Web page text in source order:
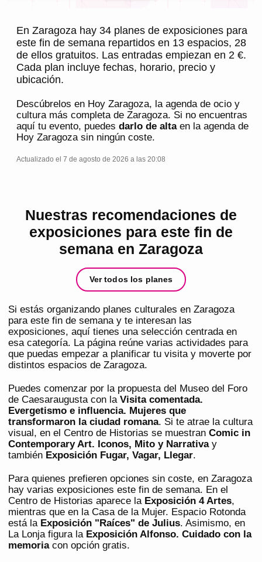
En Zaragoza hay 34 planes de exposiciones para
este fin de semana repartidos en 13 espacios, 28
de ellos gratuitos. Las entradas empiezan en 2 €.
Cada plan incluye fechas, horario, precio y
ubicación.
Descúbrelos en Hoy Zaragoza, la agenda de ocio y
cultura más completa de Zaragoza. Si no encuentras
aquí tu evento, puedes darlo de altaen la agenda de
Hoy Zaragozasin ningún coste.
Actualizado el 7 de agosto de 2026 a las 20:08
Nuestras recomendaciones de
exposiciones para este fin de
semana en Zaragoza
Ver todos los planes
Si estás organizando planes culturales en Zaragoza
para este fin de semana y te interesan las
exposiciones, aquí tienes una selección centrada en
esa categoría. La página reúne varias actividades para
que puedas empezar a planificar tu visita y moverte por
distintos espacios de Zaragoza.
Puedes comenzar por la propuesta del Museo del Foro
de Caesaraugusta con la Visita comentada.
Evergetismo e influencia. Mujeres que
transformaron la ciudad romana. Si te atrae la cultura
visual, en el Centro de Historias se muestran Comic in
Contemporary Art. Iconos, Mito y Narrativay
también Exposición Fugar, Vagar, Llegar.
Para quienes prefieren opciones sin coste, en Zaragoza
hay varias exposiciones este fin de semana. En el
Centro de Historias aparece la Exposición 4 Artes,
mientras que en la Casa de la Mujer. Espacio Rotonda
está la Exposición "Raíces" de Julius. Asimismo, en
La Lonja figura la Exposición Alfonso. Cuidado con la
memoriacon opción gratis.